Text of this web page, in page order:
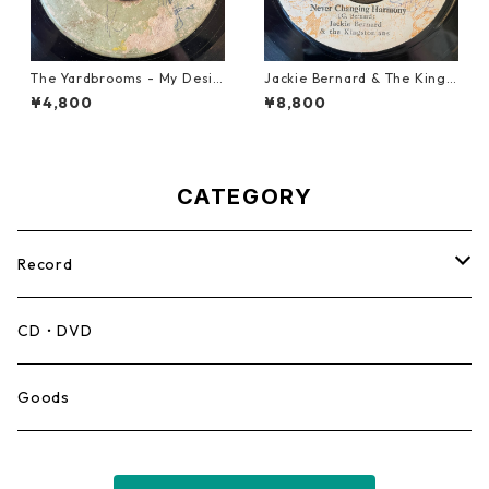
The Yardbrooms - My Desir
e【7-21922】
¥4,800
Jackie Bernard & The Kings
tonians - Never Changing H
armony【7-21948】
¥8,800
CATEGORY
Record
Mento,Calypso,Ballad
Ska
CD・DVD
Goods